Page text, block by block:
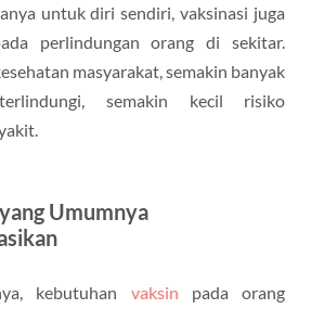
untuk diri sendiri, vaksinasi juga
perlindungan orang di sekitar.
masyarakat, semakin banyak
semakin kecil risiko
Umumnya
kebutuhan vaksin pada orang